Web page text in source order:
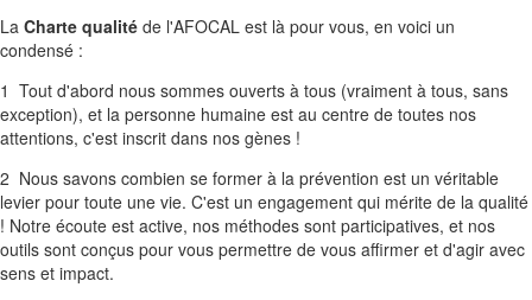
La Charte qualité de l'AFOCAL est là pour vous, en voici un
condensé :
1 Tout d'abord nous sommes ouverts à tous (vraiment à tous, sans
exception), et la personne humaine est au centre de toutes nos
attentions, c'est inscrit dans nos gènes !
2 Nous savons combien se former à la prévention est un véritable
levier pour toute une vie. C'est un engagement qui mérite de la qualité
! Notre écoute est active, nos méthodes sont participatives, et nos
outils sont conçus pour vous permettre de vous affirmer et d'agir avec
sens et impact.